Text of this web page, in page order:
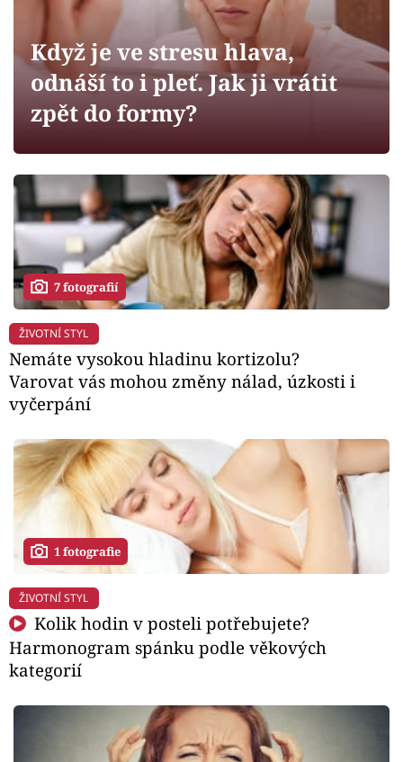
Sledujte prima+
Filmový festival Karlovy Vary
Mámy sobě
Přihlášení
Sledujte nás
Když je ve stresu hlava,
odnáší to i pleť. Jak ji vrátit
zpět do formy?
7 fotografií
ŽIVOTNÍ STYL
Nemáte vysokou hladinu kortizolu?
Varovat vás mohou změny nálad, úzkosti i
vyčerpání
1 fotografie
ŽIVOTNÍ STYL
Kolik hodin v posteli potřebujete?
Harmonogram spánku podle věkových
kategorií